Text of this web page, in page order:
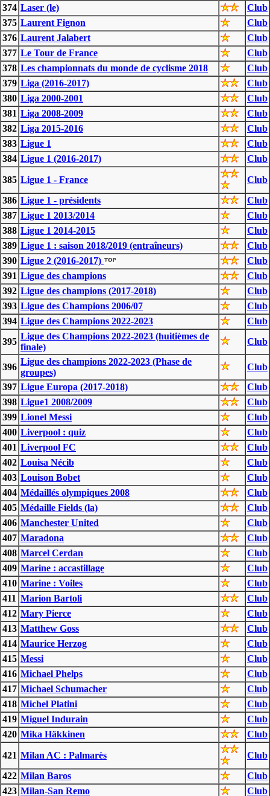
374 Laser (le)
Club
375 Laurent Fignon
Club
376 Laurent Jalabert
Club
377 Le Tour de France
Club
378 Les championnats du monde de cyclisme 2018
Club
379 Liga (2016-2017)
Club
380 Liga 2000-2001
Club
381 Liga 2008-2009
Club
382 Liga 2015-2016
Club
383 Ligue 1
Club
384 Ligue 1 (2016-2017) Club
385 Ligue 1 - France
Club
386 Ligue 1 - présidents
Club
387 Ligue 1 2013/2014
Club
388 Ligue 1 2014-2015
Club
389 Ligue 1 : saison 2018/2019 (entraîneurs)
Club
390 Ligue 2 (2016-2017)
Club
391 Ligue des champions
Club
392 Ligue des champions (2017-2018)
Club
393 Ligue des Champions 2006/07
Club
394 Ligue des Champions 2022-2023
Club
395
Ligue des Champions 2022-2023 (huitièmes de
finale)
Club
396
Ligue des champions 2022-2023 (Phase de
groupes)
Club
397 Ligue Europa (2017-2018)
Club
398 Ligue1 2008/2009
Club
399 Lionel Messi
Club
400 Liverpool : quiz
Club
401 Liverpool FC
Club
402 Louisa Nécib
Club
403 Louison Bobet
Club
404 Médaillés olympiques 2008
Club
405 Médaille Fields (la)
Club
406 Manchester United
Club
407 Maradona
Club
408 Marcel Cerdan
Club
409 Marine : accastillage
Club
410 Marine : Voiles
Club
411 Marion Bartoli
Club
412 Mary Pierce
Club
413 Matthew Goss
Club
414 Maurice Herzog
Club
415 Messi
Club
416 Michael Phelps
Club
417 Michael Schumacher
Club
418 Michel Platini
Club
419 Miguel Indurain
Club
420 Mika Häkkinen Club
421 Milan AC : Palmarès
Club
422 Milan Baros
Club
423 Milan-San Remo Club